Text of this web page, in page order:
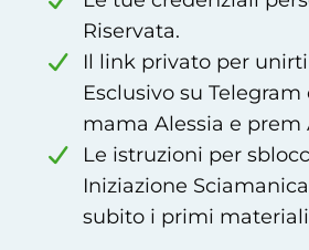
Riservata.
Il link privato per
Esclusivo su
mama Alessia e prem
Le istruzioni per
Iniziazione
subito i primi